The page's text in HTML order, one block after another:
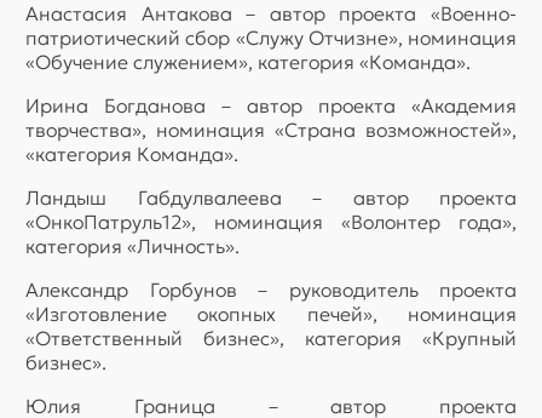
Анастасия Антакова – автор проекта «Военно-
патриотический сбор «Служу Отчизне», номинация
«Обучение служением», категория «Команда».
Ирина Богданова – автор проекта «Академия
творчества», номинация «Страна возможностей»,
«категория Команда».
Ландыш Габдулвалеева – автор проекта
«ОнкоПатруль12», номинация «Волонтер года»,
категория «Личность».
Александр Горбунов – руководитель проекта
«Изготовление окопных печей», номинация
«Ответственный бизнес», категория «Крупный
бизнес».
Юлия Граница – автор проекта